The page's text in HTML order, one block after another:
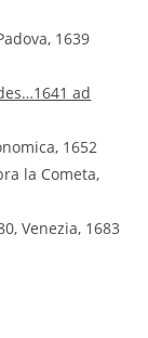
1639
ad
1652
la Cometa,
Venezia, 1683